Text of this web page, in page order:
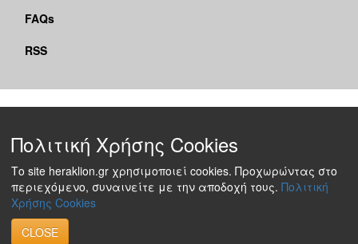
FAQs
RSS
Πολιτική Χρήσης Cookies
Το site heraklion.gr χρησιμοποιεί cookies. Προχωρώντας στο
περιεχόμενο, συναινείτε με την αποδοχή τους. Πολιτική
Χρήσης Cookies
CLOSE